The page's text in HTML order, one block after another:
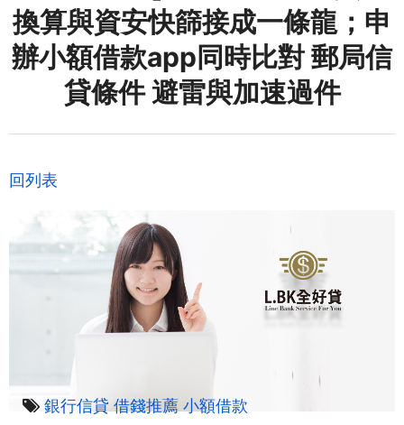
換算與資安快篩接成一條龍；申
辦小額借款app同時比對 郵局信
貸條件 避雷與加速過件
回列表
銀行信貸 借錢推薦 小額借款